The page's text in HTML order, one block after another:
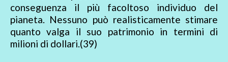
conseguenza il più facoltoso individuo del
pianeta. Nessuno può realisticamente stimare
quanto valga il suo patrimonio in termini di
milioni di dollari.(39)